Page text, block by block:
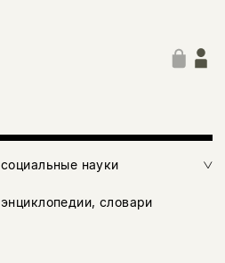
социальные науки
энциклопедии, словари